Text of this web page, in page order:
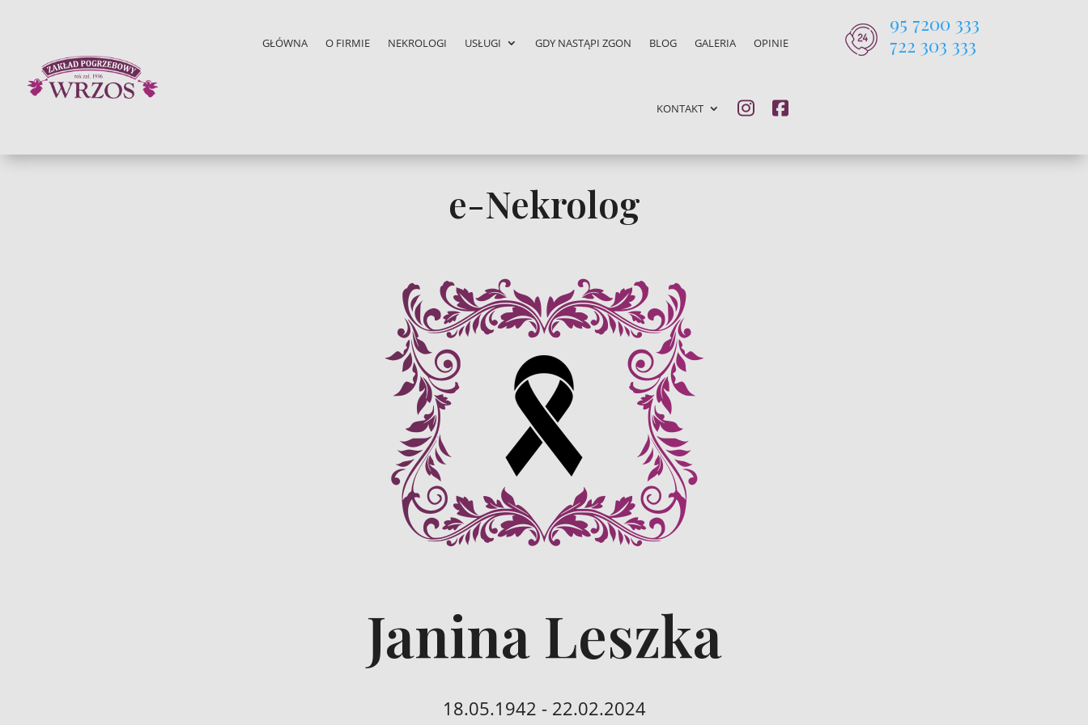
GŁÓWNA O FIRMIE NEKROLOGI USŁUGI GDY NASTĄPI ZGON BLOG GALERIA OPINIE
KONTAKT
95 7200 333
722 303 333
e-Nekrolog
Janina Leszka
18.05.1942 - 22.02.2024